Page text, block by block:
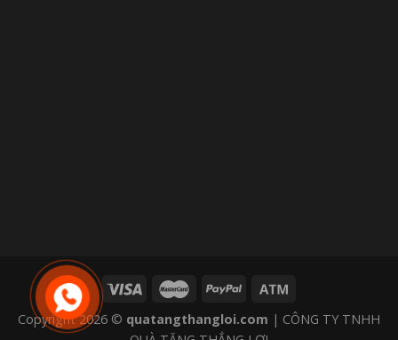
Copyright 2026 © quatangthangloi.com | CÔNG TY TNHH